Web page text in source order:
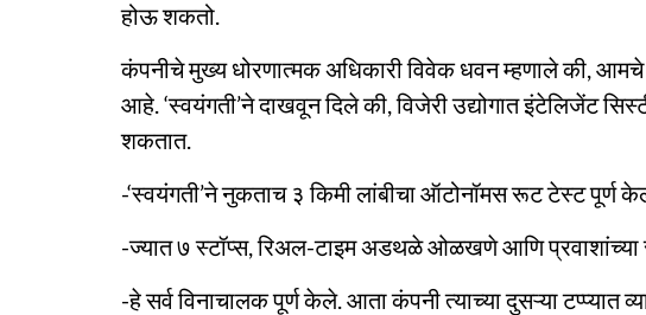
होऊ शकतो.
कंपनीचे मुख्य धोरणात्मक अधिकारी विवेक धवन म्हणाले की, आमचे
आहे. ‘स्वयंगती’ने दाखवून दिले की, विजेरी उद्योगात इंटेलिजेंट
शकतात.
-‘स्वयंगती’ने नुकताच ३ किमी लांबीचा ऑटोनॉमस रूट टेस्ट पूर्ण
-ज्यात ७ स्टॉप्स, रिअल-टाइम अडथळे ओळखणे आणि प्रवाशांच्या
-हे सर्व विनाचालक पूर्ण केले. आता कंपनी त्याच्या दुसऱ्या टप्प्यात